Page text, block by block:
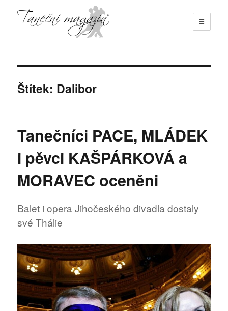
☰
Štítek: Dalibor
Tanečníci PACE, MLÁDEK
i pěvci KAŠPÁRKOVÁ a
MORAVEC oceněni
Balet i opera Jihočeského divadla dostaly
své Thálie